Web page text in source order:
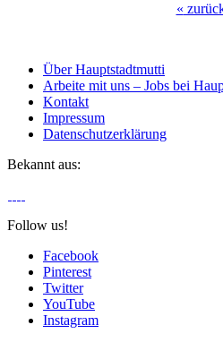
«
Über Hauptstadtmutti
Arbeite mit uns – Jobs bei
Kontakt
Impressum
Datenschutzerklärung
Bekannt aus:
Follow us!
Facebook
Pinterest
Twitter
YouTube
Instagram